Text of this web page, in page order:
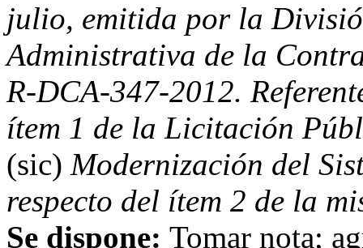
julio, emitida por la
Administrativa de la
R-DCA-347-2012.
ítem 1 de la Licitación
(sic) Modernización del
respecto del ítem 2 de la
Se dispone: Tomar nota;